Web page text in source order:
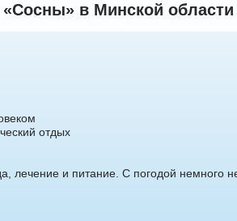
доб.
в Минской области
отдых
лечение и питание. С погодой немного